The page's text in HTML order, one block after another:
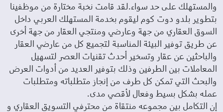
والمستهلك على حد سواء.لقد قامت نخبة مختارة من موظفينا
بتطوير بلدو دوت كوم ليقوم بخدمة المستهلك العربي داخل
السوق العقاري من جهة وعارضي ومنتجي العقار من جهة أخرى
عن طريق توفير البيئة المناسبة لتجميع كل من عارضي العقار
والباحثين عن عقار وتسخير أحدث تقنيات العصر لتسهيل
المعاملات بين الطرفين وذلك بتوفير العديد من أدوات العرض
والبحث التي تمكن كل طرف من إنجاز متطلباته ومتطلبات
عمله بشكل بسيط وفعال لأقصي مدى.
إن التكامل بين مجموعه منتقاة من محترفي التسويق العقاري و